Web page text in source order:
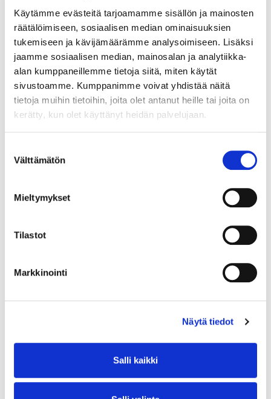
Käytämme evästeitä tarjoamamme sisällön ja mainosten
räätälöimiseen, sosiaalisen median ominaisuuksien
tukemiseen ja kävijämäärämme analysoimiseen. Lisäksi
jaamme sosiaalisen median, mainosalan ja analytiikka-
alan kumppaneillemme tietoja siitä, miten käytät
sivustoamme. Kumppanimme voivat yhdistää näitä
tietoja muihin tietoihin, joita olet antanut heille tai joita on
kerätty, kun olet käyttänyt heidän palvelujaan.
valinta
Välttämätön
Mieltymykset
Tilastot
Markkinointi
Näytä tiedot
Salli kaikki